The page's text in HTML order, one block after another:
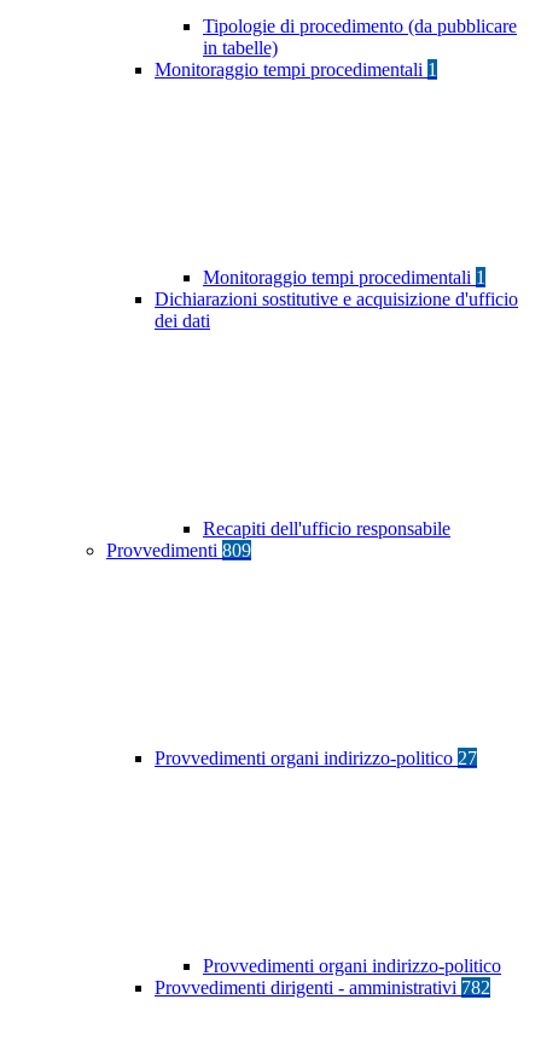
Tipologie di procedimento (da pubblicare
in tabelle)
Monitoraggio tempi procedimentali 1
Monitoraggio tempi procedimentali 1
Dichiarazioni sostitutive e acquisizione d'ufficio
dei dati
Recapiti dell'ufficio responsabile
Provvedimenti 809
Provvedimenti organi indirizzo-politico 27
Provvedimenti organi indirizzo-politico
Provvedimenti dirigenti - amministrativi 782